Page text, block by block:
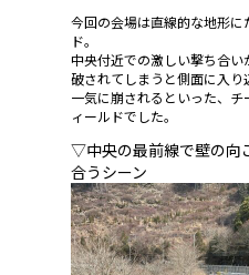
今回の会場は直線的な地形
ド。
中央付近での激しい撃ち合
破されてしまうと側面に入り
一気に崩されるといった、
ィールドでした。
▽中央の最前線で壁の向
合うシーン